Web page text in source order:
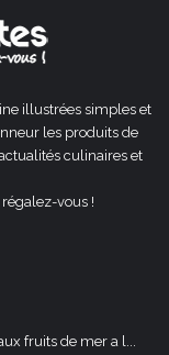
illustrées simples et
les produits de
culinaires et
vous !
fruits de mer a l...